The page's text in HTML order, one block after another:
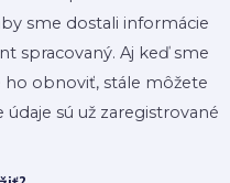
sme dostali informácie
spracovaný. Aj keď sme
obnoviť, stále môžete
sú už zaregistrované